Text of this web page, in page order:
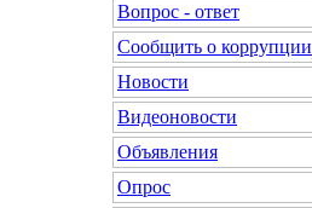
Вопрос - ответ
Сообщить о коррупции
Новости
Видеоновости
Объявления
Опрос